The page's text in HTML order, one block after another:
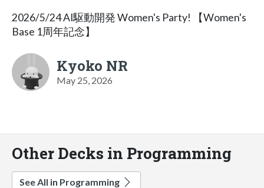
2026/5/24 AI駆動開発 Women's Party! 【Women's
Base 1周年記念】
Kyoko NR
May 25, 2026
Other Decks in Programming
See All in Programming